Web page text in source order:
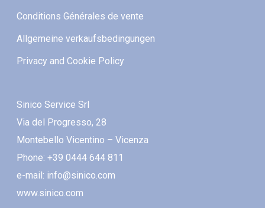
Conditions Générales de vente
Allgemeine verkaufsbedingungen
Privacy and Cookie Policy
Sinico Service Srl
Via del Progresso, 28
Montebello Vicentino – Vicenza
Phone: +39 0444 644 811
e-mail: info@sinico.com
www.sinico.com